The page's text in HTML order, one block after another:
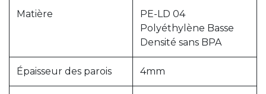
Matière
PE-LD 04
Polyéthylène Basse
Densité sans BPA
Épaisseur des parois 4mm